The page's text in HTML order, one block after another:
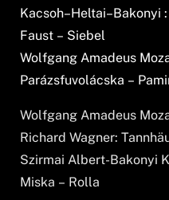
Kacsoh–Heltai–Bakonyi
Faust – Siebel
Wolfgang Amadeus
Parázsfuvolácska –
Wolfgang Amadeus
Richard Wagner:
Szirmai Albert-Bakonyi
Miska – Rolla